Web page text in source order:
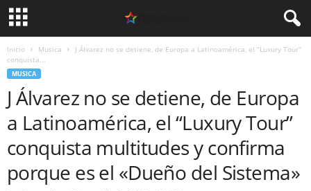
Inicio Musica
J Álvarez no se detiene, de Europa a Latinoamérica, el “Luxury Tour”
conquista...
MUSICA
J Álvarez no se detiene, de Europa
a Latinoamérica, el “Luxury Tour”
conquista multitudes y confirma
porque es el «Dueño del Sistema»